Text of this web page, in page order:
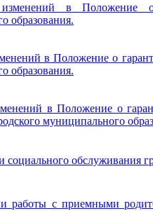
в Положение о
образования.
в Положение о
образования.
в Положение о
муниципального
социального обслуживания
работы с приемными